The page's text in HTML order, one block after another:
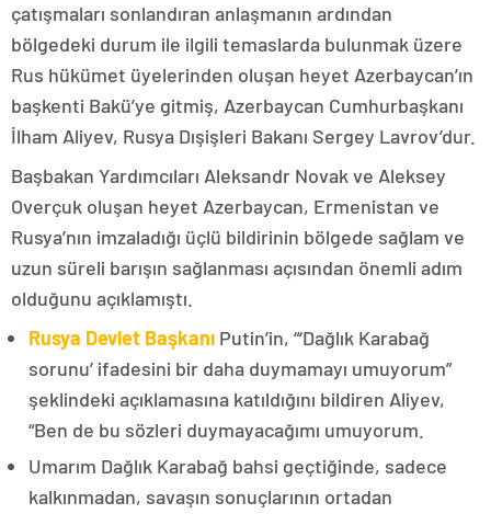
çatışmaları sonlandıran anlaşmanın ardından
bölgedeki durum ile ilgili temaslarda bulunmak üzere
Rus hükümet üyelerinden oluşan heyet Azerbaycan’ın
başkenti Bakü’ye gitmiş, Azerbaycan Cumhurbaşkanı
İlham Aliyev, Rusya Dışişleri Bakanı Sergey Lavrov’dur.
Başbakan Yardımcıları Aleksandr Novak ve Aleksey
Overçuk oluşan heyet Azerbaycan, Ermenistan ve
Rusya’nın imzaladığı üçlü bildirinin bölgede sağlam ve
uzun süreli barışın sağlanması açısından önemli adım
olduğunu açıklamıştı.
Rusya Devlet Başkanı Putin’in, “‘Dağlık Karabağ
sorunu’ ifadesini bir daha duymamayı umuyorum”
şeklindeki açıklamasına katıldığını bildiren Aliyev,
“Ben de bu sözleri duymayacağımı umuyorum.
Umarım Dağlık Karabağ bahsi geçtiğinde, sadece
kalkınmadan, savaşın sonuçlarının ortadan